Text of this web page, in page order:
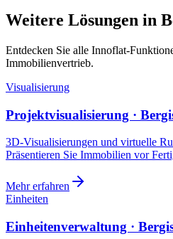
Weitere Lösungen in
Entdecken Sie alle Innoflat-
Immobilienvertrieb.
Visualisierung
Projektvisualisierung ·
3D-Visualisierungen und virtuelle
Präsentieren Sie Immobilien vor
Mehr erfahren
Einheiten
Einheitenverwaltung ·